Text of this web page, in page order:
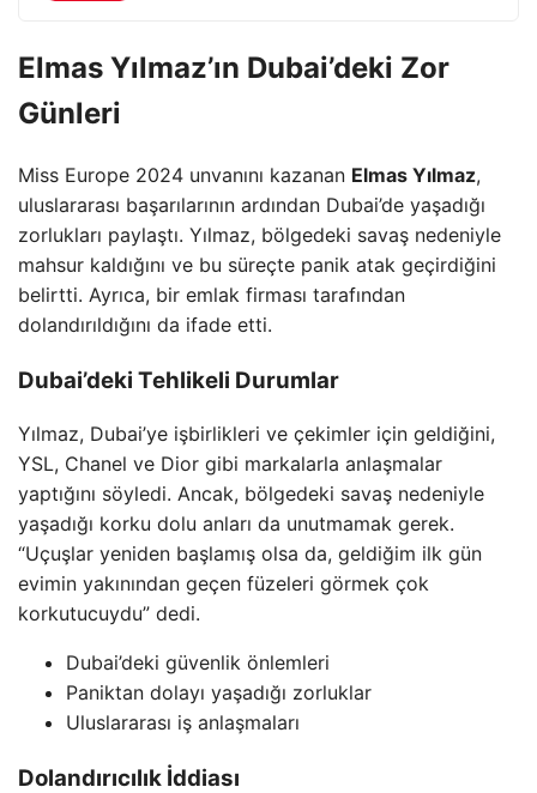
Elmas Yılmaz’ın Dubai’deki Zor
Günleri
Miss Europe 2024 unvanını kazanan Elmas Yılmaz,
uluslararası başarılarının ardından Dubai’de yaşadığı
zorlukları paylaştı. Yılmaz, bölgedeki savaş nedeniyle
mahsur kaldığını ve bu süreçte panik atak geçirdiğini
belirtti. Ayrıca, bir emlak firması tarafından
dolandırıldığını da ifade etti.
Dubai’deki Tehlikeli Durumlar
Yılmaz, Dubai’ye işbirlikleri ve çekimler için geldiğini,
YSL, Chanel ve Dior gibi markalarla anlaşmalar
yaptığını söyledi. Ancak, bölgedeki savaş nedeniyle
yaşadığı korku dolu anları da unutmamak gerek.
“Uçuşlar yeniden başlamış olsa da, geldiğim ilk gün
evimin yakınından geçen füzeleri görmek çok
korkutucuydu” dedi.
Dubai’deki güvenlik önlemleri
Paniktan dolayı yaşadığı zorluklar
Uluslararası iş anlaşmaları
Dolandırıcılık İddiası